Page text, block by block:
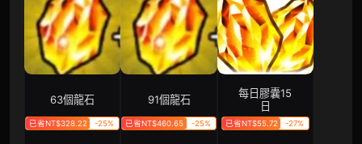
63個龍石
已省NT$328.22 -25%
91個龍石
已省NT$460.65 -25%
每日膠囊15
日
已省NT$55.72 -27%